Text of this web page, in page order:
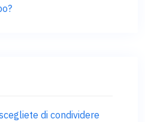
di condividere